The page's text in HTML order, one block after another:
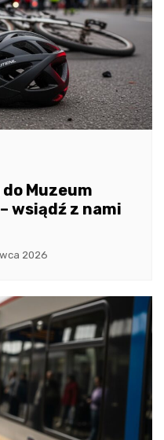
Muzeum
wsiądź z nami
2026